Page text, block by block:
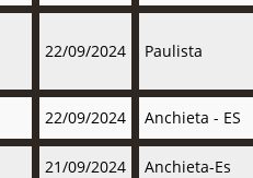
22/09/2024 Paulista
22/09/2024 Anchieta - ES
21/09/2024 Anchieta-Es